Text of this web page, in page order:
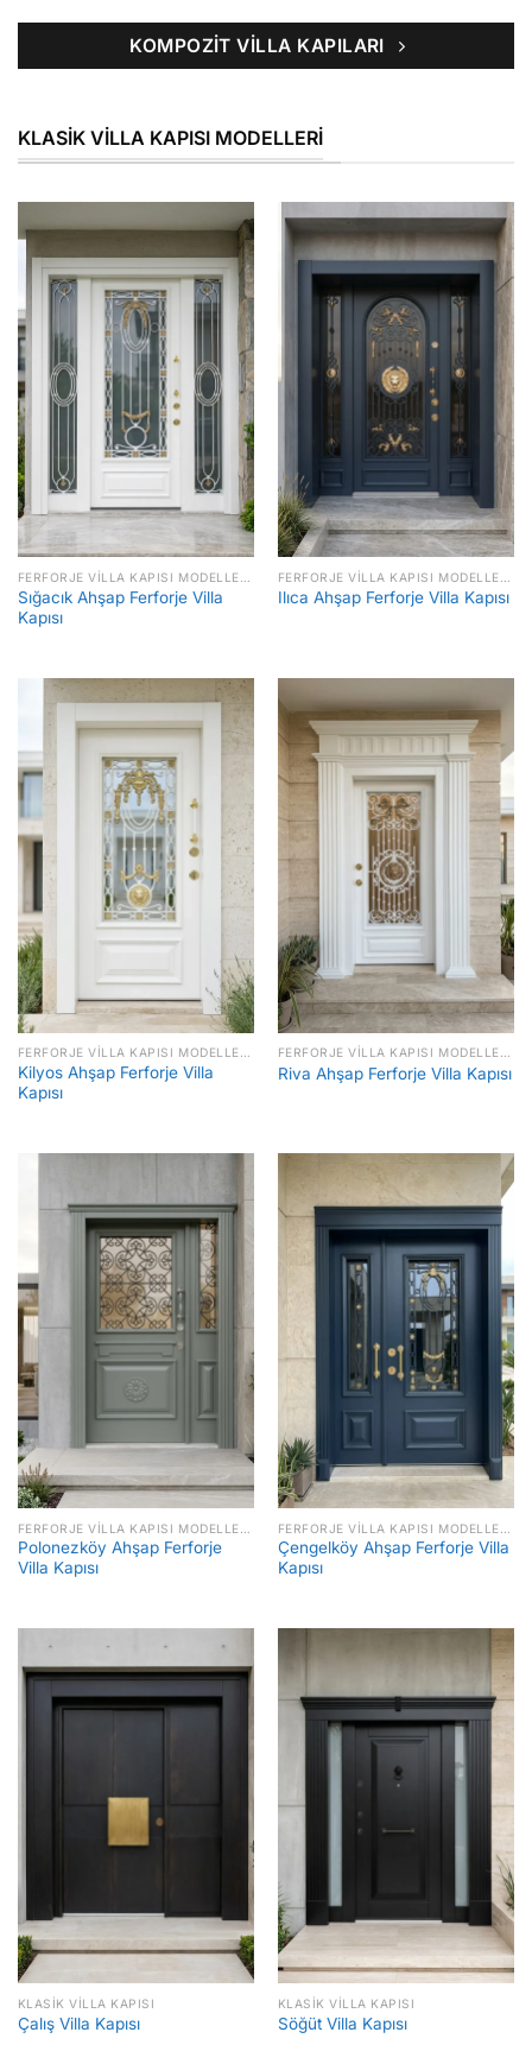
KOMPOZIT VILLA KAPILARI
KLASIK VILLA KAPISI MODELLERI
Sığacık Ahşap Ferforje Villa
Kapısı
Ilıca Ahşap Ferforje Villa Kapısı
Kilyos Ahşap Ferforje Villa
Kapısı
Riva Ahşap Ferforje Villa Kapısı
Polonezköy Ahşap Ferforje
Villa Kapısı
Çengelköy Ahşap Ferforje Villa
Kapısı
KLASIK VILLA KAPISI
Çalış Villa Kapısı
KLASIK VILLA KAPISI
Söğüt Villa Kapısı